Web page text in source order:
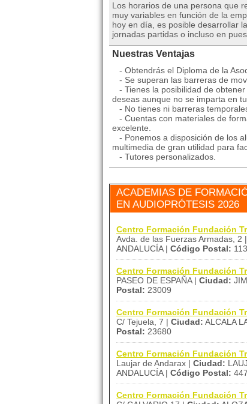
Los horarios de una persona que
muy variables en función de la
hoy en día, es posible desarrollar
jornadas partidas o incluso en
Nuestras Ventajas
- Obtendrás el Diploma de la
- Se superan las barreras de
- Tienes la posibilidad de
deseas aunque no se imparta en
- No tienes ni barreras
- Cuentas con materiales de
excelente.
- Ponemos a disposición de los
multimedia de gran utilidad para
- Tutores personalizados.
ACADEMIAS DE
EN AUDIOPRÓTESIS 2026
Centro Formación Fundación
Avda. de las Fuerzas Armadas, 2 |
ANDALUCÍA | Código Postal:
Centro Formación Fundación
PASEO DE ESPAÑA | Ciudad:
Postal: 23009
Centro Formación Fundación
C/ Tejuela, 7 | Ciudad: ALCALA
Postal: 23680
Centro Formación Fundación
Laujar de Andarax | Ciudad:
ANDALUCÍA | Código Postal:
Centro Formación Fundación